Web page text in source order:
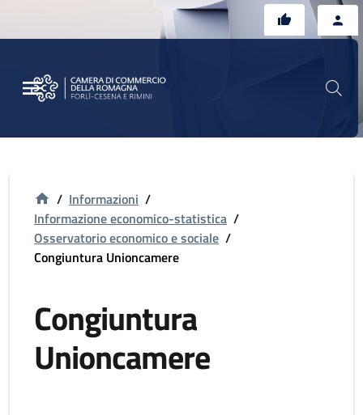
/ Informazioni /
Informazione economico-statistica /
Osservatorio economico e sociale /
Congiuntura Unioncamere
Congiuntura
Unioncamere